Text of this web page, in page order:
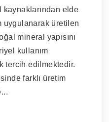
kaynaklarından elde
uygulanarak üretilen
mineral yapısını
kullanım
tercih edilmektedir.
farklı üretim